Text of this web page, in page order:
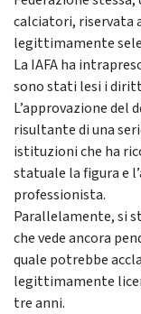
calciatori, riservata
legittimamente
La IAFA ha
sono stati lesi i
L’approvazione del
risultante di una
istituzioni che ha
statuale la figura e
professionista.
Parallelamente, si
che vede ancora
quale potrebbe
legittimamente
tre anni.